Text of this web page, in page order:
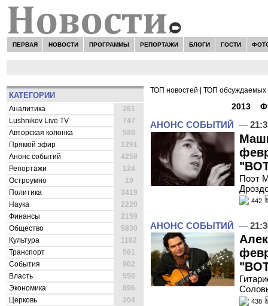
ПЕРВАЯ НОВОСТИ ПРОГРАММЫ РЕПОРТАЖИ БЛОГИ ГОСТИ
КАТЕГОРИИ
Аналитика
261
Lushnikov Live TV
747
Авторская колонка
580
Прямой эфир
1291
Анонс событий
4258
Репортажи
124
Остроумно
19
Политика
3419
Наука
2220
Финансы
2159
Общество
5830
Культура
1182
Транспорт
561
События
902
Власть
550
Экономика
896
Церковь
204
ТОП новостей ТОП обсуждаемых
2013
АНОНС СОБЫТИЙ —
Поэт
442
АНОНС СОБЫТИЙ —
438